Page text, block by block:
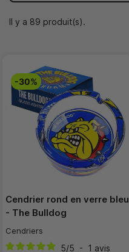
Il y a 89 produit(s).
-30%
Cendrier rond en verre bleu
- The Bulldog
Cendriers
5/5 - 1 avis